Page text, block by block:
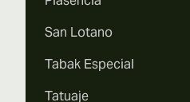
San Lotano
Tabak Especial
Tatuaje